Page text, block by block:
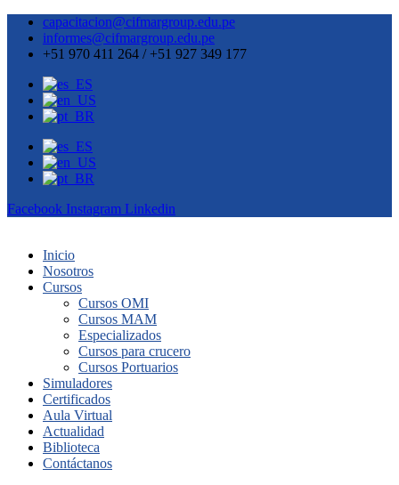
capacitacion@cifmargroup.edu.pe
informes@cifmargroup.edu.pe
+51 970 411 264 / +51 927 349 177
Facebook Instagram Linkedin
Inicio
Nosotros
Cursos
Cursos OMI
Cursos MAM
Especializados
Cursos para crucero
Cursos Portuarios
Simuladores
Certificados
Aula Virtual
Actualidad
Biblioteca
Contáctanos